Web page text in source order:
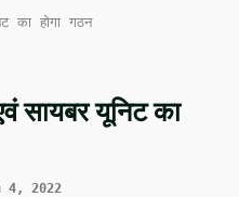
का होगा गठन
सायबर यूनिट का
4, 2022